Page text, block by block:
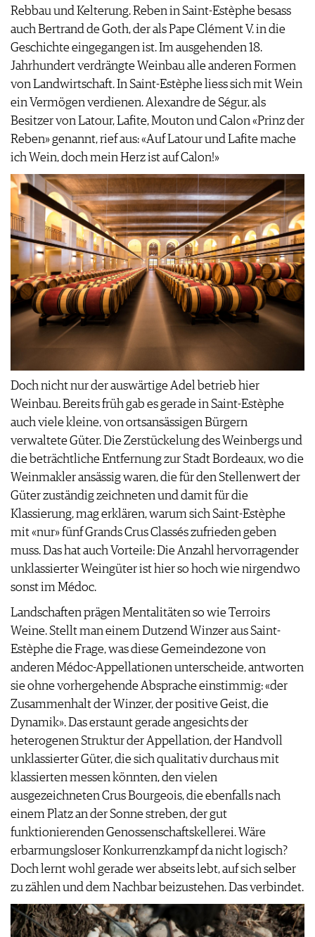
Rebbau und Kelterung. Reben in Saint-Estèphe besass
auch Bertrand de Goth, der als Pape Clément V. in die
Geschichte eingegangen ist. Im ausgehenden 18.
Jahrhundert verdrängte Weinbau alle anderen Formen
von Landwirtschaft. In Saint-Estèphe liess sich mit Wein
ein Vermögen verdienen. Alexandre de Ségur, als
Besitzer von Latour, Lafite, Mouton und Calon «Prinz der
Reben» genannt, rief aus: «Auf Latour und Lafite mache
ich Wein, doch mein Herz ist auf Calon!»
Doch nicht nur der auswärtige Adel betrieb hier
Weinbau. Bereits früh gab es gerade in Saint-Estèphe
auch viele kleine, von ortsansässigen Bürgern
verwaltete Güter. Die Zerstückelung des Weinbergs und
die beträchtliche Entfernung zur Stadt Bordeaux, wo die
Weinmakler ansässig waren, die für den Stellenwert der
Güter zuständig zeichneten und damit für die
Klassierung, mag erklären, warum sich Saint-Estèphe
mit «nur» fünf Grands Crus Classés zufrieden geben
muss. Das hat auch Vorteile: Die Anzahl hervorragender
unklassierter Weingüter ist hier so hoch wie nirgendwo
sonst im Médoc.
Landschaften prägen Mentalitäten so wie Terroirs
Weine. Stellt man einem Dutzend Winzer aus Saint-
Estèphe die Frage, was diese Gemeindezone von
anderen Médoc-Appellationen unterscheide, antworten
sie ohne vorhergehende Absprache einstimmig: «der
Zusammenhalt der Winzer, der positive Geist, die
Dynamik». Das erstaunt gerade angesichts der
heterogenen Struktur der Appellation, der Handvoll
unklassierter Güter, die sich qualitativ durchaus mit
klassierten messen könnten, den vielen
ausgezeichneten Crus Bourgeois, die ebenfalls nach
einem Platz an der Sonne streben, der gut
funktionierenden Genossenschaftskellerei. Wäre
erbarmungsloser Konkurrenzkampf da nicht logisch?
Doch lernt wohl gerade wer abseits lebt, auf sich selber
zu zählen und dem Nachbar beizustehen. Das verbindet.